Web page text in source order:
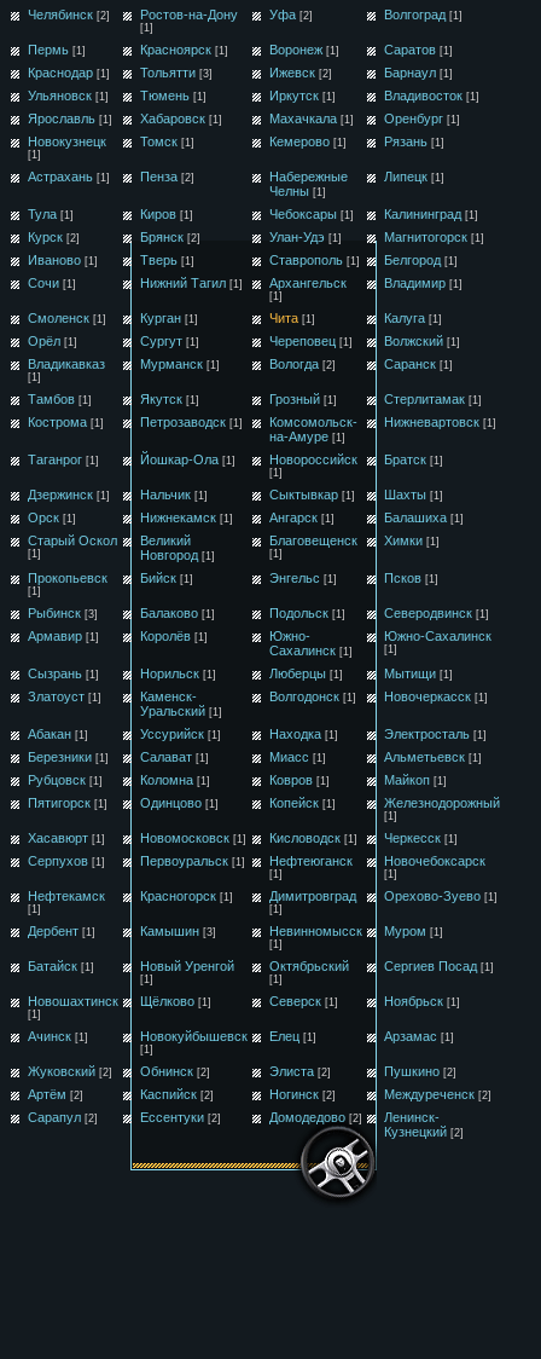
Челябинск [2] Ростов-на-Дону
[1]
Уфа [2] Волгоград [1]
Пермь [1] Красноярск [1] Воронеж [1] Саратов [1]
Краснодар [1] Тольятти [3] Ижевск [2] Барнаул [1]
Ульяновск [1] Тюмень [1] Иркутск [1] Владивосток [1]
Ярославль [1] Хабаровск [1] Махачкала [1] Оренбург [1]
Новокузнецк
[1]
Томск [1] Кемерово [1] Рязань [1]
Астрахань [1] Пенза [2]
Набережные
Челны [1]
Липецк [1]
Тула [1] Киров [1] Чебоксары [1] Калининград [1]
Курск [2] Брянск [2] Улан-Удэ [1] Магнитогорск [1]
Иваново [1] Тверь [1] Ставрополь [1] Белгород [1]
Сочи [1] Нижний Тагил [1] Архангельск
[1]
Владимир [1]
Смоленск [1] Курган [1] Чита [1] Калуга [1]
Орёл [1] Сургут [1] Череповец [1] Волжский [1]
Владикавказ
[1]
Мурманск [1] Вологда [2] Саранск [1]
Тамбов [1] Якутск [1] Грозный [1] Стерлитамак [1]
Кострома [1] Петрозаводск [1]
Комсомольск-
на-Амуре [1]
Нижневартовск [1]
Таганрог [1] Йошкар-Ола [1] Новороссийск
[1]
Братск [1]
Дзержинск [1] Нальчик [1] Сыктывкар [1] Шахты [1]
Орск [1] Нижнекамск [1] Ангарск [1] Балашиха [1]
Старый Оскол
[1]
Великий
Новгород [1]
Благовещенск
[1]
Химки [1]
Прокопьевск
[1]
Бийск [1] Энгельс [1] Псков [1]
Рыбинск [3] Балаково [1] Подольск [1] Северодвинск [1]
Армавир [1] Королёв [1]
Южно-
Сахалинск [1]
Южно-Сахалинск
[1]
Сызрань [1] Норильск [1] Люберцы [1] Мытищи [1]
Златоуст [1]
Каменск-
Уральский [1]
Волгодонск [1] Новочеркасск [1]
Абакан [1] Уссурийск [1] Находка [1] Электросталь [1]
Березники [1] Салават [1] Миасс [1] Альметьевск [1]
Рубцовск [1] Коломна [1] Ковров [1] Майкоп [1]
Пятигорск [1] Одинцово [1] Копейск [1] Железнодорожный
[1]
Хасавюрт [1] Новомосковск [1] Кисловодск [1] Черкесск [1]
Серпухов [1] Первоуральск [1] Нефтеюганск
[1]
Новочебоксарск
[1]
Нефтекамск
[1]
Красногорск [1] Димитровград
[1]
Орехово-Зуево [1]
Дербент [1] Камышин [3] Невинномысск
[1]
Муром [1]
Батайск [1] Новый Уренгой
[1]
Октябрьский
[1]
Сергиев Посад [1]
Новошахтинск
[1]
Щёлково [1] Северск [1] Ноябрьск [1]
Ачинск [1] Новокуйбышевск
[1]
Елец [1] Арзамас [1]
Жуковский [2] Обнинск [2] Элиста [2] Пушкино [2]
Артём [2] Каспийск [2] Ногинск [2] Междуреченск [2]
Сарапул [2] Ессентуки [2] Домодедово [2]
Ленинск-
Кузнецкий [2]